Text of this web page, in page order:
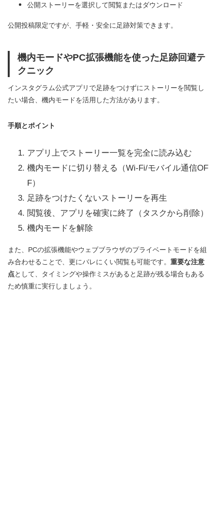
公開ストーリーを選択して閲覧またはダウンロード
公開投稿限定ですが、手軽・安全に足跡対策できます。
機内モードやPC拡張機能を使った足跡回避テ
クニック
インスタグラム公式アプリで足跡をつけずにストーリーを閲覧し
たい場合、機内モードを活用した方法があります。
手順とポイント
アプリ上でストーリー一覧を完全に読み込む
機内モードに切り替える（Wi-Fi/モバイル通信OF
F）
足跡をつけたくないストーリーを再生
閲覧後、アプリを確実に終了（タスクから削除）
機内モードを解除
また、PCの拡張機能やウェブブラウザのプライベートモードを組
み合わせることで、更にバレにくい閲覧も可能です。 重要な注意
点として、タイミングや操作ミスがあると足跡が残る場合もある
ため慎重に実行しましょう。